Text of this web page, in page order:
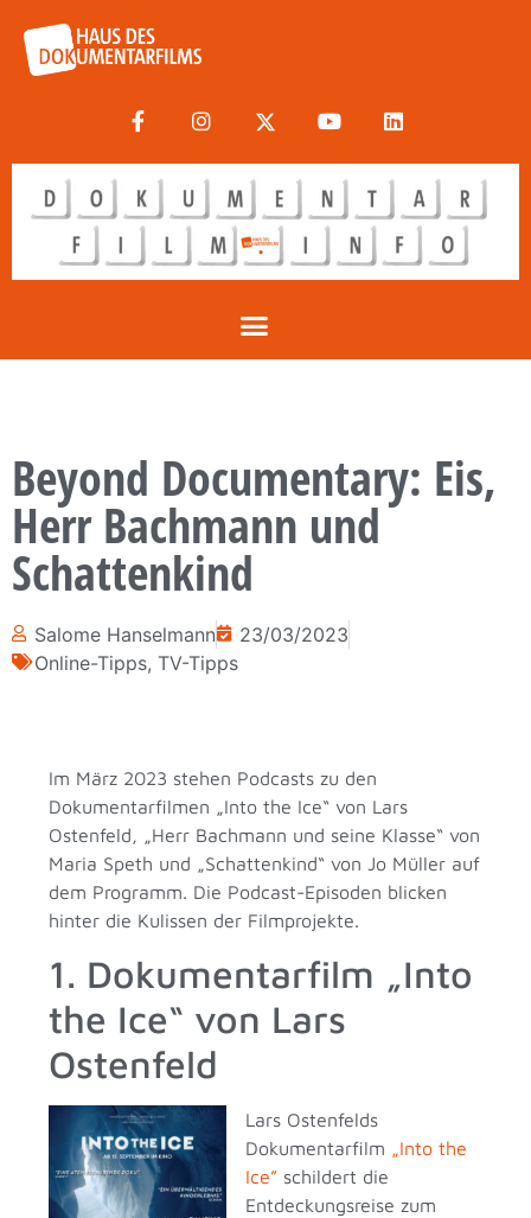
Beyond Documentary: Eis,
Herr Bachmann und
Schattenkind
Salome Hanselmann
23/03/2023
Online-Tipps, TV-Tipps
Im März 2023 stehen Podcasts zu den
Dokumentarfilmen „Into the Ice“ von Lars
Ostenfeld, „Herr Bachmann und seine Klasse“ von
Maria Speth und „Schattenkind“ von Jo Müller auf
dem Programm. Die Podcast-Episoden blicken
hinter die Kulissen der Filmprojekte.
1. Dokumentarfilm „Into
the Ice“ von Lars
Ostenfeld
Lars Ostenfelds
Dokumentarfilm „Into the
Ice” schildert die
Entdeckungsreise zum